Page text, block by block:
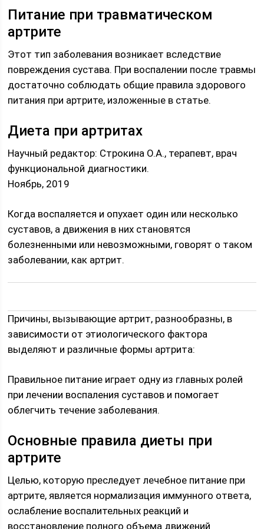
Питание при травматическом
артрите
Этот тип заболевания возникает вследствие
повреждения сустава. При воспалении после травмы
достаточно соблюдать общие правила здорового
питания при артрите, изложенные в статье.
Диета при артритах
Научный редактор: Строкина О.А., терапевт, врач
функциональной диагностики.
Ноябрь, 2019
Когда воспаляется и опухает один или несколько
суставов, а движения в них становятся
болезненными или невозможными, говорят о таком
заболевании, как артрит.
Причины, вызывающие артрит, разнообразны, в
зависимости от этиологического фактора
выделяют и различные формы артрита:
Правильное питание играет одну из главных ролей
при лечении воспаления суставов и помогает
облегчить течение заболевания.
Основные правила диеты при
артрите
Целью, которую преследует лечебное питание при
артрите, является нормализация иммунного ответа,
ослабление воспалительных реакций и
восстановление полного объема движений